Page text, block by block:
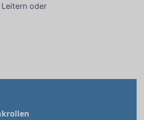
oder